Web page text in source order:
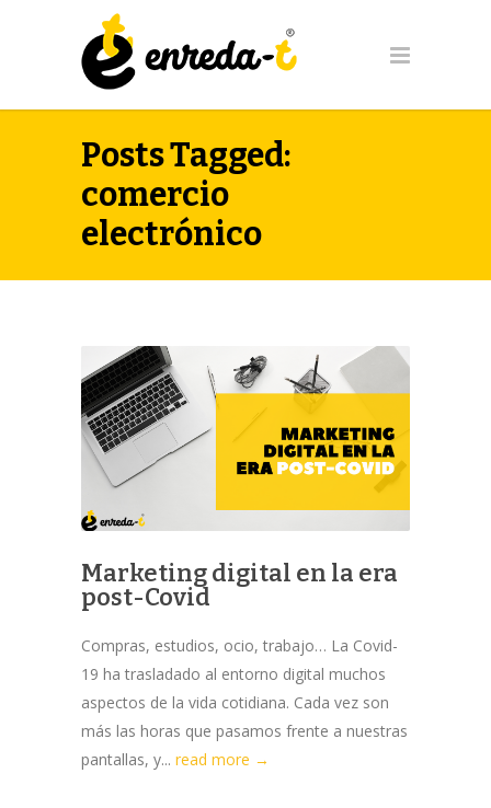
Posts Tagged:
comercio
electrónico
Marketing digital en la era
post-Covid
Compras, estudios, ocio, trabajo… La Covid-
19 ha trasladado al entorno digital muchos
aspectos de la vida cotidiana. Cada vez son
más las horas que pasamos frente a nuestras
pantallas, y... read more →